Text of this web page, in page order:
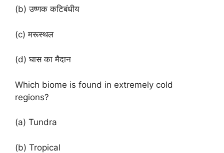
(b) उष्णक कटिबंधीय
(c) मरूस्थल
(d) घास का मैदान
Which biome is found in extremely cold
regions?
(a) Tundra
(b) Tropical